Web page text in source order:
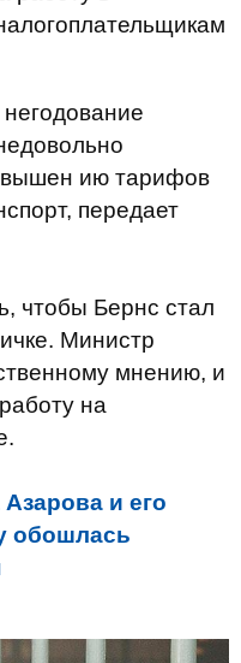
ию тарифов
передает
чтобы Бернс стал
Министр
мнению, и
на
и его
обошлась